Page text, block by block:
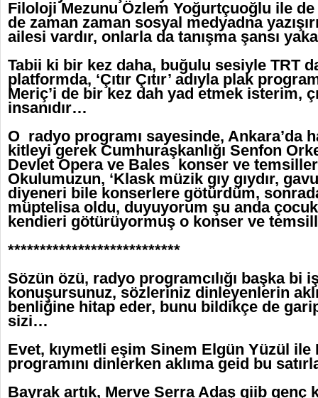
Filoloji Mezunu Özlem Yoğurtçuoğlu ile de
de zaman zaman sosyal medyadna
ailesi vardır, onlarla da tanışma şansı
Tabii ki bir kez daha, buğulu sesiyle TRT
platformda, ‘Çıtır Çıtır’ adıyla plak
Meriç’i de bir kez dah yad etmek isterim,
insanıdır…
O radyo programı sayesinde, Ankara’da
kitleyi gerek Cumhuraşkanlığı Senfon
Devlet Opera ve Bales konser ve
Okulumuzun, ‘Klask müzik gıy gıydır,
diyeneri bile konserlere götürdüm,
müptelisa oldu, duyuyorum şu anda
kendieri götürüyormuş o konser ve
***************************
Sözün özü, radyo programcılığı başka bi
konuşursunuz, sözleriniz dinleyenlerin
benliğine hitap eder, bunu bildikçe de
sizi…
Evet, kıymetli eşim Sinem Elgün Yüzül ile
programını dinlerken aklıma geid bu
Bayrak artık, Merve Serra Adaş giib genç